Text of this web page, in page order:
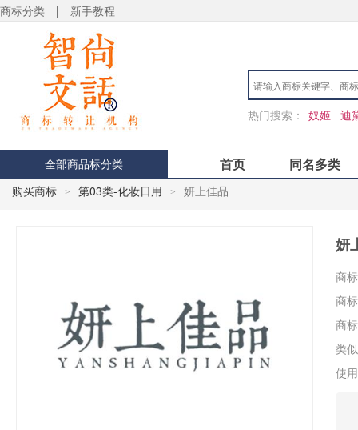
商标分类 | 新手教程
热门搜索： 奴姬 迪
全部商品标分类 首页 同名多类
购买商标 > 第03类-化妆日用 > 妍上佳品
妍
商
商
商
类
使